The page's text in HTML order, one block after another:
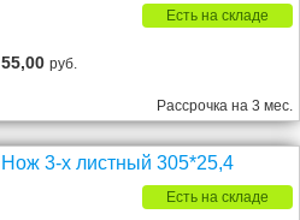
Есть на складе
55,00руб.
Рассрочка на 3 мес.
Нож 3-х листный 305*25,4
Есть на складе